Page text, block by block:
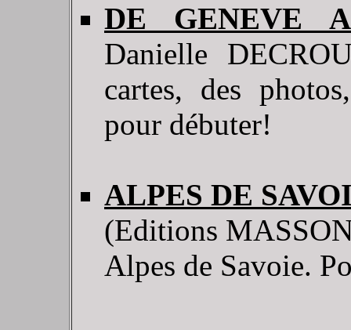
DE GENEVE
Danielle
cartes, des
pour débuter!
ALPES DE
(Editions
Alpes de Savoie.